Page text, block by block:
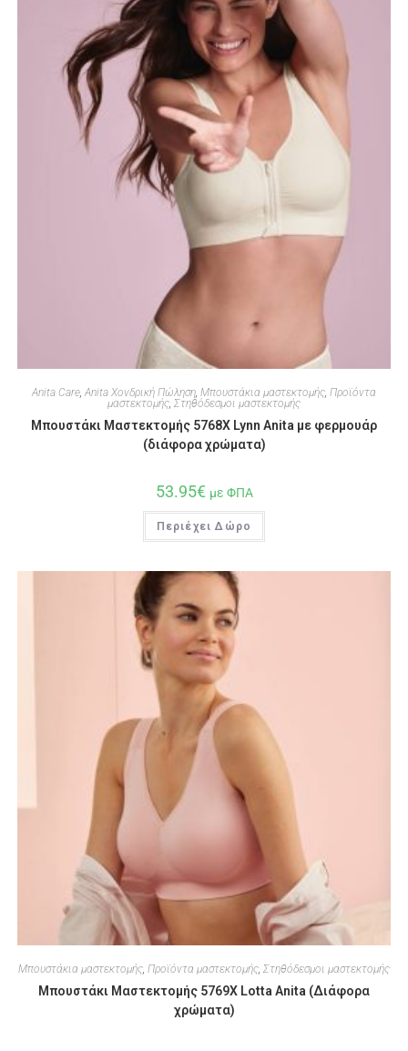
Anita Care, Anita Χονδρική Πώληση, Μπουστάκια μαστεκτομής, Προϊόντα
μαστεκτομής, Στηθόδεσμοι μαστεκτομής
Μπουστάκι Μαστεκτομής 5768X Lynn Anita με φερμουάρ
(διάφορα χρώματα)
53.95€ με ΦΠΑ
Περιέχει Δώρο
Μπουστάκια μαστεκτομής, Προϊόντα μαστεκτομής, Στηθόδεσμοι μαστεκτομής
Μπουστάκι Μαστεκτομής 5769X Lotta Anita (Διάφορα
χρώματα)